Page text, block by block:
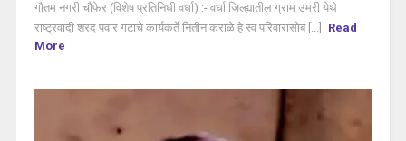
गौतम नगरी चौफेर (विशेष प्रतिनिधी वर्धा) :- वर्धा जिल्ह्यातील ग्राम उमरी येथे
राष्ट्रवादी शरद पवार गटाचे कार्यकर्ते नितीन कराळे हे स्व परिवारासोब [...]
Read
More